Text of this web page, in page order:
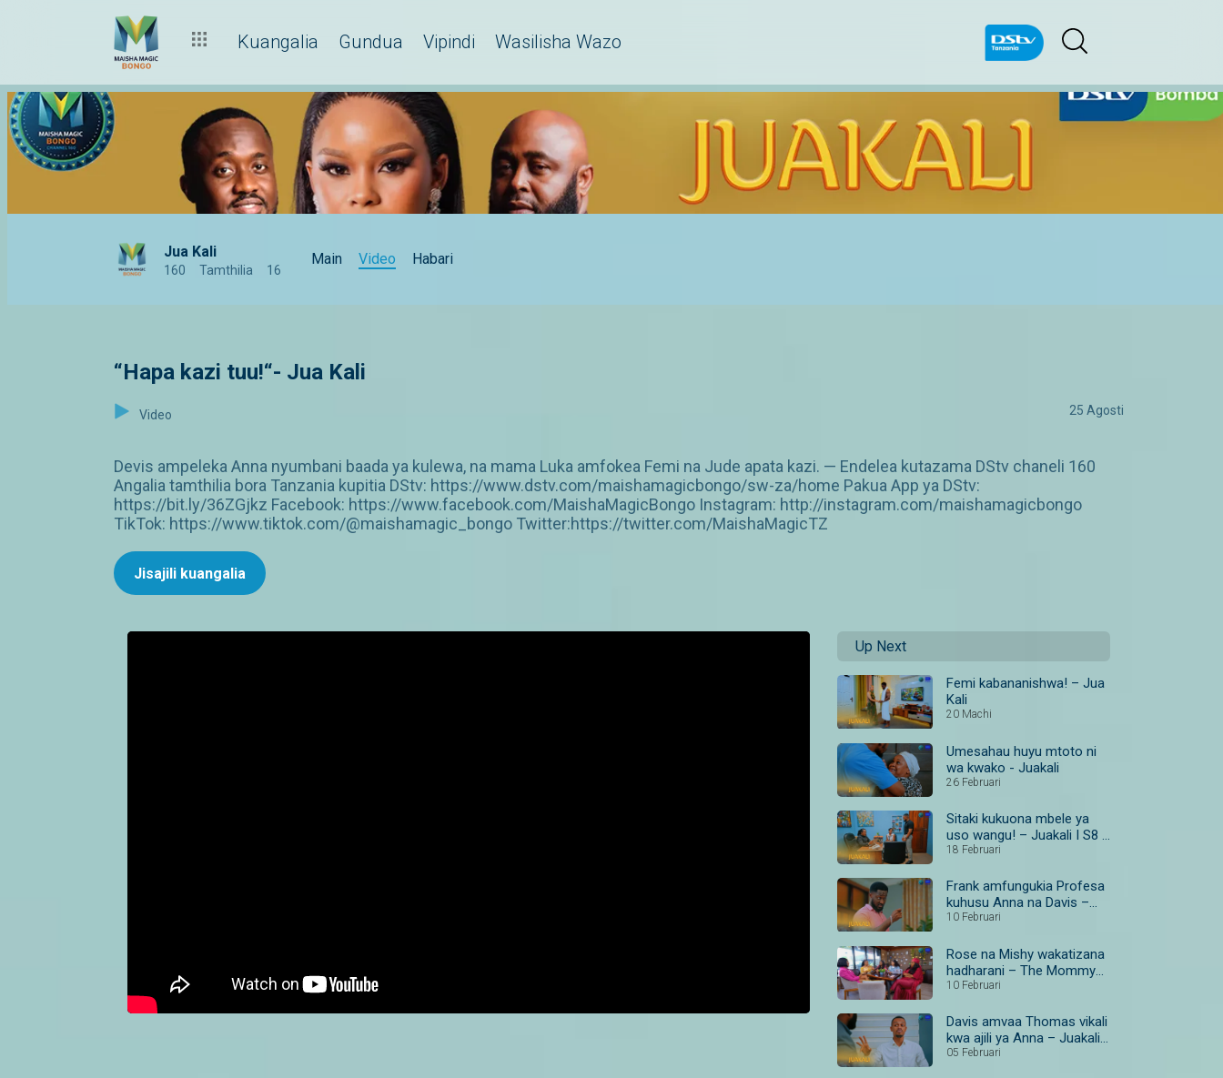
Kuangalia Gundua Vipindi Wasilisha Wazo
Jua Kali
160 Tamthilia 16
Main Video Habari
“Hapa kazi tuu!“- Jua Kali
Video 25 Agosti
Devis ampeleka Anna nyumbani baada ya kulewa, na mama Luka amfokea Femi na Jude apata kazi. — Endelea kutazama DStv chaneli 160
Angalia tamthilia bora Tanzania kupitia DStv: https://www.dstv.com/maishamagicbongo/sw-za/home Pakua App ya DStv:
https://bit.ly/36ZGjkz Facebook: https://www.facebook.com/MaishaMagicBongo Instagram: http://instagram.com/maishamagicbongo
TikTok: https://www.tiktok.com/@maishamagic_bongo Twitter:https://twitter.com/MaishaMagicTZ
Jisajili kuangalia
Up Next
Femi kabananishwa! – Jua
Kali
20 Machi
Umesahau huyu mtoto ni
wa kwako - Juakali
26 Februari
Sitaki kukuona mbele ya
uso wangu! – Juakali I S8 I
Ep 185 I Maisha Magic
18 Februari
Frank amfungukia Profesa
kuhusu Anna na Davis –
Juakali I S8 I Ep 179–181 I
10 Februari
Rose na Mishy wakatizana
hadharani – The Mommy
Club I S1 I Ep 4 I Maisha
10 Februari
Davis amvaa Thomas vikali
kwa ajili ya Anna – Juakali I
S8 I Ep 187 I Maisha Magic
05 Februari